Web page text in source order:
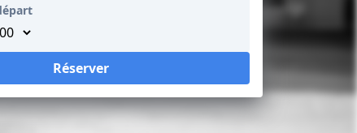
Loading...
Réserver